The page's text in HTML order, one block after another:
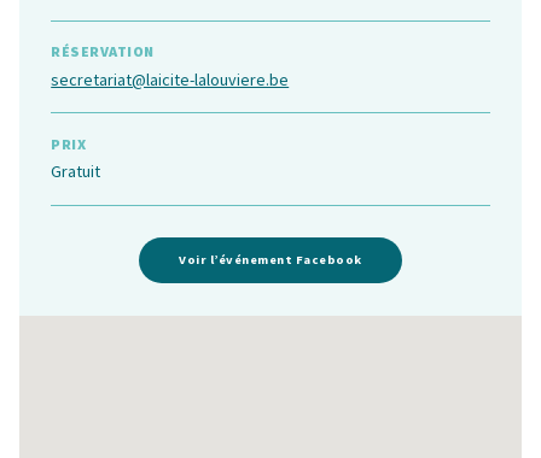
RÉSERVATION
secretariat@laicite-lalouviere.be
PRIX
Gratuit
Voir l’événement Facebook